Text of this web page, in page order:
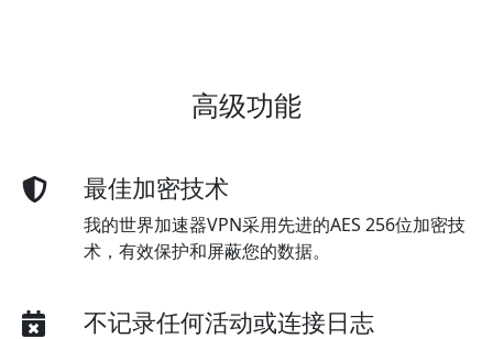
高级功能
最佳加密技术
我的世界加速器VPN采用先进的AES 256位加密技
术，有效保护和屏蔽您的数据。
不记录任何活动或连接日志